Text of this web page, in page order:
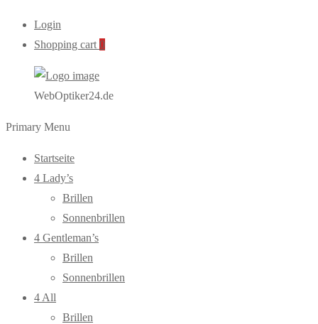
Login
Shopping cart 0
WebOptiker24.de
Primary Menu
Startseite
4 Lady’s
Brillen
Sonnenbrillen
4 Gentleman’s
Brillen
Sonnenbrillen
4 All
Brillen